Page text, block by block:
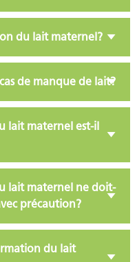
du lait maternel?
de manque de lait?
lait maternel est-il
lait maternel ne doit-
précaution?
du lait